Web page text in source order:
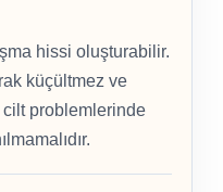
hissi oluşturabilir.
küçültmez ve
problemlerinde